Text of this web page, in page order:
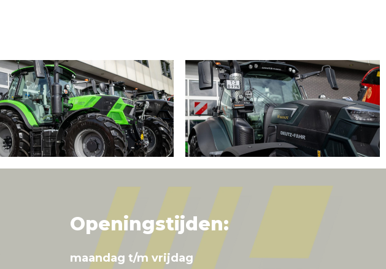
Openingstijden:
maandag t/m vrijdag